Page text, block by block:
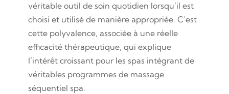
véritable outil de soin quotidien lorsqu’il est
choisi et utilisé de manière appropriée. C’est
cette polyvalence, associée à une réelle
efficacité thérapeutique, qui explique
l’intérêt croissant pour les spas intégrant de
véritables programmes de massage
séquentiel spa.